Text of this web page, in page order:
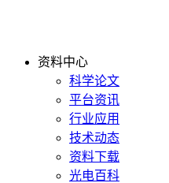
资料中心
科学论文
平台资讯
行业应用
技术动态
资料下载
光电百科